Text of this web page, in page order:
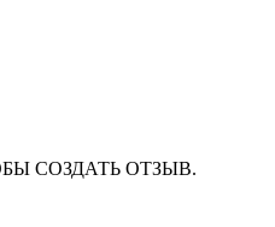
СОЗДАТЬ ОТЗЫВ.